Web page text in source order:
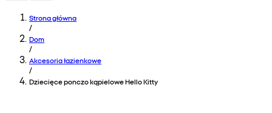
Strona główna
/
Dom
/
Akcesoria łazienkowe
/
Dziecięce ponczo kąpielowe Hello Kitty